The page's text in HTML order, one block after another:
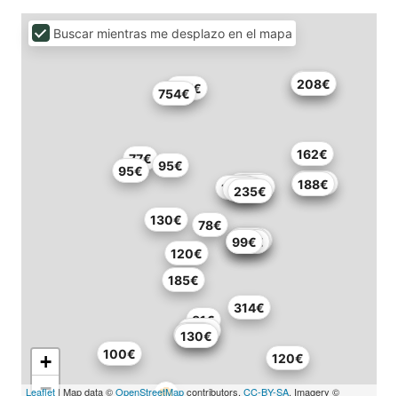
185€
314€
100€
208€
130€
200€
272€
188€
264€
95€
235€
95€
108€
185€
754€
81€
99€
78€
77€
147€
148€
113€
162€
120€
120€
130€
307€
135€
229€
101€
+
−
Leaflet | Map data ©OpenStreetMapcontributors, CC-BY-SA, Imagery ©
Buscar mientras me desplazo en el mapa